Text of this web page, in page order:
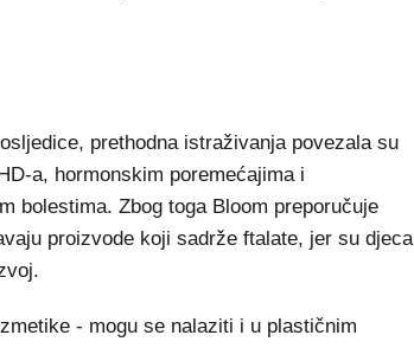
prethodna istraživanja povezala su
a, hormonskim poremećajima i
bolestima. Zbog toga Bloom preporučuje
proizvode koji sadrže ftalate, jer su djeca
- mogu se nalaziti i u plastičnim